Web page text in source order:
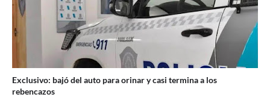
Exclusivo: bajó del auto para orinar y casi termina a los
rebencazos